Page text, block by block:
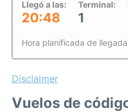
Llegó a las:
20:48
Terminal:
1
Hora planificada de
Disclaimer
Vuelos de